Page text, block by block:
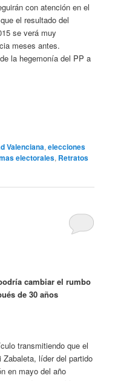
con atención en el
el resultado del
se verá muy
meses antes.
la hegemonía del PP a
Valenciana,elecciones
electorales, Retratos
cambiar el rumbo
de 30 años
transmitiendo que el
Zabaleta, líder del partido
en mayo del año